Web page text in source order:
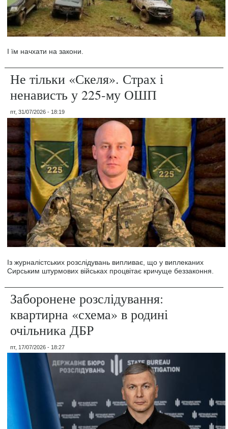
І їм начхати на закони.
Не тільки «Скеля». Страх і
ненависть у 225-му ОШП
пт, 31/07/2026 - 18:19
Із журналістських розслідувань випливає, що у виплеканих
Сирським штурмових військах процвітає кричуще беззаконня.
Заборонене розслідування:
квартирна «схема» в родині
очільника ДБР
пт, 17/07/2026 - 18:27